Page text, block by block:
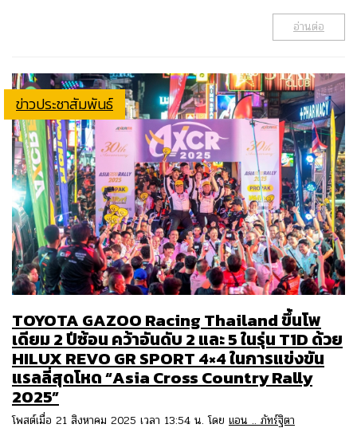
อ่านต่อ
ข่าวประชาสัมพันธ์
TOYOTA GAZOO Racing Thailand ขึ้นโพ
เดียม 2 ปีซ้อน คว้าอันดับ 2 และ 5 ในรุ่น T1D ด้วย
HILUX REVO GR SPORT 4×4 ในการแข่งขัน
แรลลี่สุดโหด “Asia Cross Country Rally
2025”
โพสต์เมื่อ 21 สิงหาคม 2025 เวลา 13:54 น. โดย แอน .. ภัทร์ฐิตา